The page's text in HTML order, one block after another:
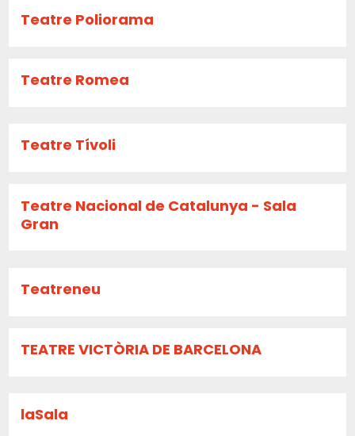
Teatre Poliorama
Teatre Romea
Teatre Tívoli
Teatre Nacional de Catalunya - Sala
Gran
Teatreneu
TEATRE VICTÒRIA DE BARCELONA
laSala